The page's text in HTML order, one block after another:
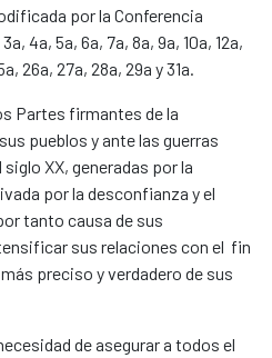
por la Conferencia
4a, 5a, 6a, 7a, 8a, 9a, 10a, 12a,
26a, 27a, 28a, 29a y 31a.​
Partes firmantes de la
pueblos y ante las guerras
XX, generadas por la
por la desconfianza y el
tanto causa de sus
sus relaciones con el fin
preciso y verdadero de sus
de asegurar a todos el